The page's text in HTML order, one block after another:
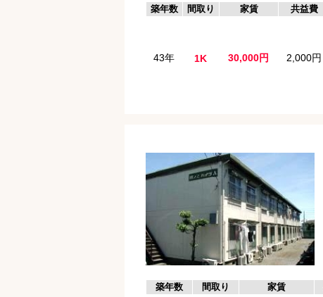
築年数 間取り 家賃 共益費
43年 1K 30,000円 2,000円
築年数 間取り 家賃